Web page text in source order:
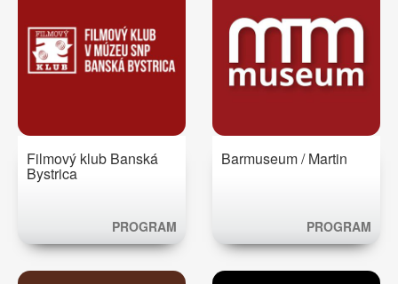
Filmový klub Banská
Bystrica
PROGRAM
Barmuseum / Martin
PROGRAM